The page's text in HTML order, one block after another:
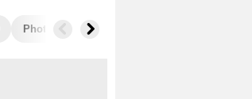
Photos Secrets de tournage